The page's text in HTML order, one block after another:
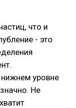
что и
- это
уровне
Не